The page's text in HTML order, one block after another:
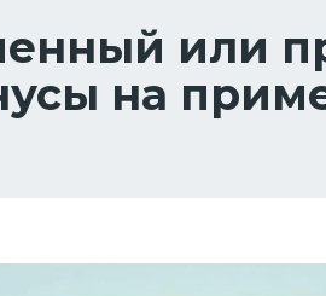
или
на